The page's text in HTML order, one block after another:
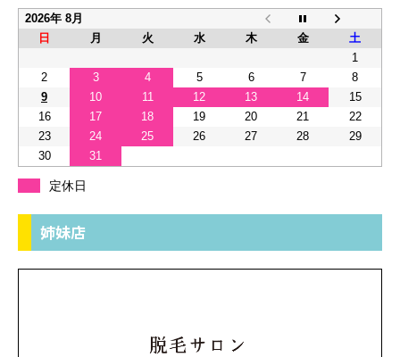
2026年 8月
日
月 火 水 木 金
土
1
2
3 4 5 6 7
8
9
10 11 12 13 14
15
16
17 18 19 20 21
22
23
24 25 26 27 28
29
30
31
定休日
姉妹店